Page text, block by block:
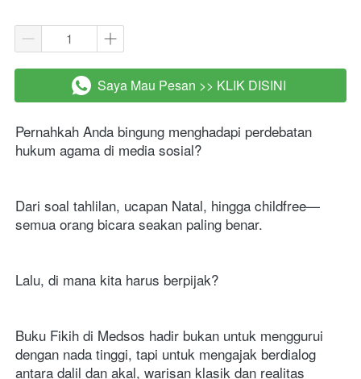
` Saya Mau Pesan >> KLIK DISINI
Pernahkah Anda bingung menghadapi perdebatan
hukum agama di media sosial?
Dari soal tahlilan, ucapan Natal, hingga childfree—
semua orang bicara seakan paling benar.
Lalu, di mana kita harus berpijak?
Buku Fikih di Medsos hadir bukan untuk menggurui
dengan nada tinggi, tapi untuk mengajak berdialog
antara dalil dan akal, warisan klasik dan realitas